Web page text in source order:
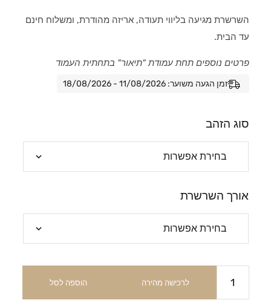
השרשרת מגיעה בליווי תעודה, אריזה מהודרת, ומשלוח חינם
עד הבית.
פרטים נוספים תחת עמודת "תיאור" בתחתית העמוד
זמן הגעה משוער: 11/08/2026 - 18/08/2026
סוג הזהב
אורך השרשרת
לרכישה מהירה הוספה לסל